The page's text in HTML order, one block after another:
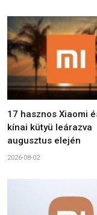
17 hasznos Xiaomi
kínai kütyü leárazva
augusztus elején
2026-08-02